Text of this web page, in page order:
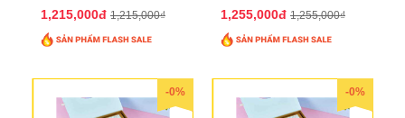
1,215,000đ 1,215,000₫ 1,255,000đ 1,255,000₫
-0% -0%